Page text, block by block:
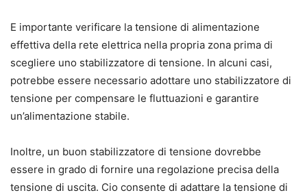
E importante verificare la tensione di alimentazione
effettiva della rete elettrica nella propria zona prima di
scegliere uno stabilizzatore di tensione. In alcuni casi,
potrebbe essere necessario adottare uno stabilizzatore di
tensione per compensare le fluttuazioni e garantire
un’alimentazione stabile.
Inoltre, un buon stabilizzatore di tensione dovrebbe
essere in grado di fornire una regolazione precisa della
tensione di uscita. Cio consente di adattare la tensione di